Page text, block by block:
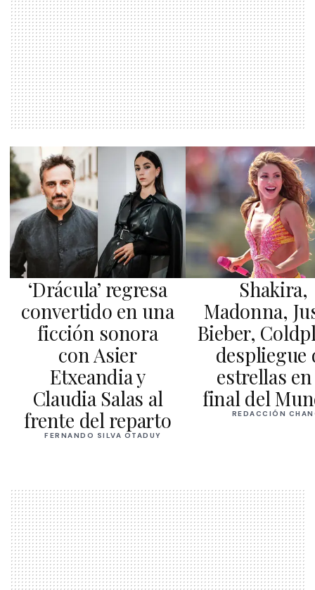
‘Drácula’ regresa
convertido en una
ficción sonora
con Asier
Etxeandia y
Claudia Salas al
frente del reparto
FERNANDO SILVA OTADUY
Shakira,
Madonna,
Bieber,
despliegue
estrellas
final del
REDACCIÓN